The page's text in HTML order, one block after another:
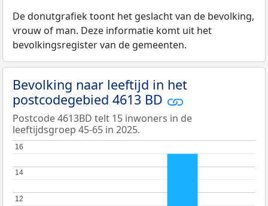
De donutgrafiek toont het geslacht van de bevolking,
vrouw of man. Deze informatie komt uit het
bevolkingsregister van de gemeenten.
Bevolking naar leeftijd in het
postcodegebied 4613 BD
Postcode 4613BD telt 15 inwoners in de
leeftijdsgroep 45-65 in 2025.
12
12
14
14
16
16